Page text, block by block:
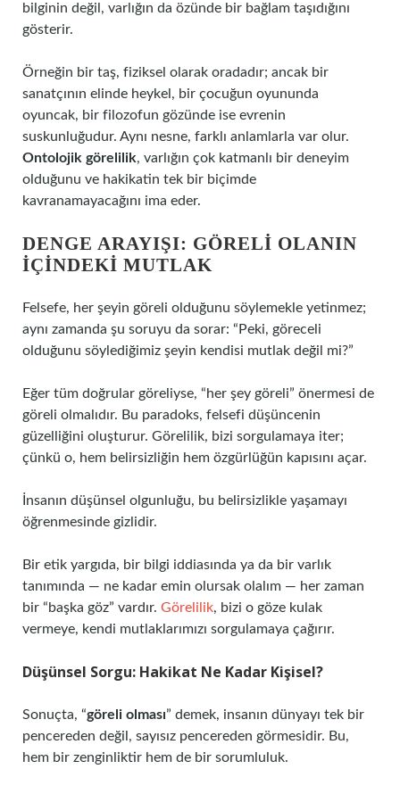
bilginin değil, varlığın da özünde bir bağlam taşıdığını
gösterir.
Örneğin bir taş, fiziksel olarak oradadır; ancak bir
sanatçının elinde heykel, bir çocuğun oyununda
oyuncak, bir filozofun gözünde ise evrenin
suskunluğudur. Aynı nesne, farklı anlamlarla var olur.
Ontolojik görelilik, varlığın çok katmanlı bir deneyim
olduğunu ve hakikatin tek bir biçimde
kavranamayacağını ima eder.
DENGE ARAYIŞI: GÖRELI OLANIN
İÇINDEKI MUTLAK
Felsefe, her şeyin göreli olduğunu söylemekle yetinmez;
aynı zamanda şu soruyu da sorar: “Peki, göreceli
olduğunu söylediğimiz şeyin kendisi mutlak değil mi?”
Eğer tüm doğrular göreliyse, “her şey göreli” önermesi de
göreli olmalıdır. Bu paradoks, felsefi düşüncenin
güzelliğini oluşturur. Görelilik, bizi sorgulamaya iter;
çünkü o, hem belirsizliğin hem özgürlüğün kapısını açar.
İnsanın düşünsel olgunluğu, bu belirsizlikle yaşamayı
öğrenmesinde gizlidir.
Bir etik yargıda, bir bilgi iddiasında ya da bir varlık
tanımında — ne kadar emin olursak olalım — her zaman
bir “başka göz” vardır. Görelilik, bizi o göze kulak
vermeye, kendi mutlaklarımızı sorgulamaya çağırır.
Düşünsel Sorgu: Hakikat Ne Kadar Kişisel?
Sonuçta, “göreli olması” demek, insanın dünyayı tek bir
pencereden değil, sayısız pencereden görmesidir. Bu,
hem bir zenginliktir hem de bir sorumluluk.